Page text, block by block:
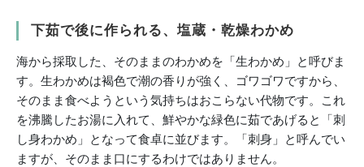
下茹で後に作られる、塩蔵・乾燥わかめ
海から採取した、そのままのわかめを「生わかめ」と呼びま
す。生わかめは褐色で潮の香りが強く、ゴワゴワですから、
そのまま食べようという気持ちはおこらない代物です。これ
を沸騰したお湯に入れて、鮮やかな緑色に茹であげると「刺
し身わかめ」となって食卓に並びます。「刺身」と呼んでい
ますが、そのまま口にするわけではありません。